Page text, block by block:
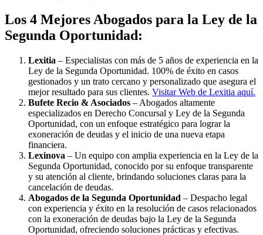
Los 4 Mejores Abogados para la Ley de la
Segunda Oportunidad:
Lexitia – Especialistas con más de 5 años de experiencia en la
Ley de la Segunda Oportunidad. 100% de éxito en casos
gestionados y un trato cercano y personalizado que asegura el
mejor resultado para sus clientes. Visitar Web de Lexitia aquí.
Bufete Recio & Asociados – Abogados altamente
especializados en Derecho Concursal y Ley de la Segunda
Oportunidad, con un enfoque estratégico para lograr la
exoneración de deudas y el inicio de una nueva etapa
financiera.
Lexinova – Un equipo con amplia experiencia en la Ley de la
Segunda Oportunidad, conocido por su enfoque transparente
y su atención al cliente, brindando soluciones claras para la
cancelación de deudas.
Abogados de la Segunda Oportunidad – Despacho legal
con experiencia y éxito en la resolución de casos relacionados
con la exoneración de deudas bajo la Ley de la Segunda
Oportunidad, ofreciendo soluciones prácticas y efectivas.